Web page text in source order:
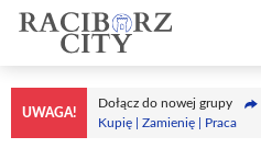
Przejdź
treści
UWAGA!
Dołącz do nowej grupy
Kupię | Zamienię | Praca